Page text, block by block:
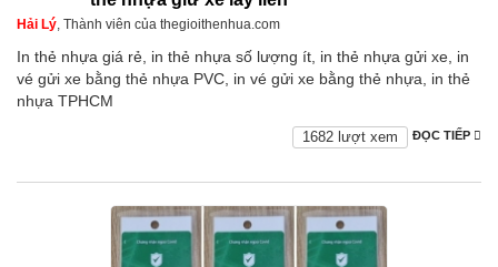
Hải Lý, Thành viên của thegioithenhua.com
In thẻ nhựa giá rẻ, in thẻ nhựa số lượng ít, in thẻ nhựa gửi xe, in
vé gửi xe bằng thẻ nhựa PVC, in vé gửi xe bằng thẻ nhựa, in thẻ
nhựa TPHCM
ĐỌC TIẾP
1682 lượt xem